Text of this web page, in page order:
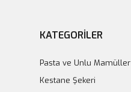
KATEGORİLER
Pasta ve Unlu Mamüller
Kestane Şekeri